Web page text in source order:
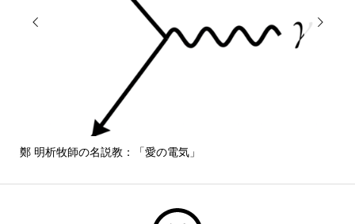

鄭 明析牧師の名説教：「愛の電気」
